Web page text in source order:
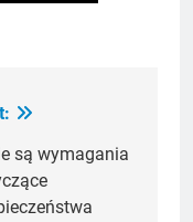
są wymagania